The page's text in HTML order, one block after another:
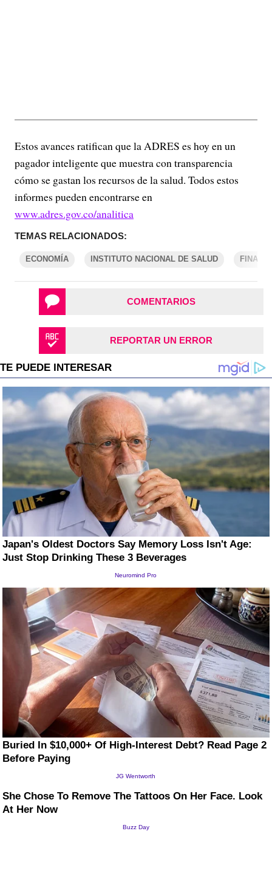
Estos avances ratifican que la ADRES es hoy en un
pagador inteligente que muestra con transparencia
cómo se gastan los recursos de la salud. Todos estos
informes pueden encontrarse en
www.adres.gov.co/analitica
TEMAS RELACIONADOS:
ECONOMÍA INSTITUTO NACIONAL DE SALUD
COMENTARIOS
REPORTAR UN ERROR